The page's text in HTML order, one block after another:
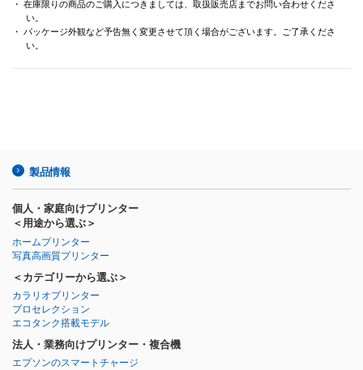
・ 在庫限りの商品のご購入につきましては、取扱販売店までお問い合わせくださ
い。
・ パッケージ外観など予告無く変更させて頂く場合がございます。ご了承くださ
い。
製品情報
個人・家庭向けプリンター
＜用途から選ぶ＞
ホームプリンター
写真高画質プリンター
＜カテゴリーから選ぶ＞
カラリオプリンター
プロセレクション
エコタンク搭載モデル
法人・業務向けプリンター・複合機
エプソンのスマートチャージ